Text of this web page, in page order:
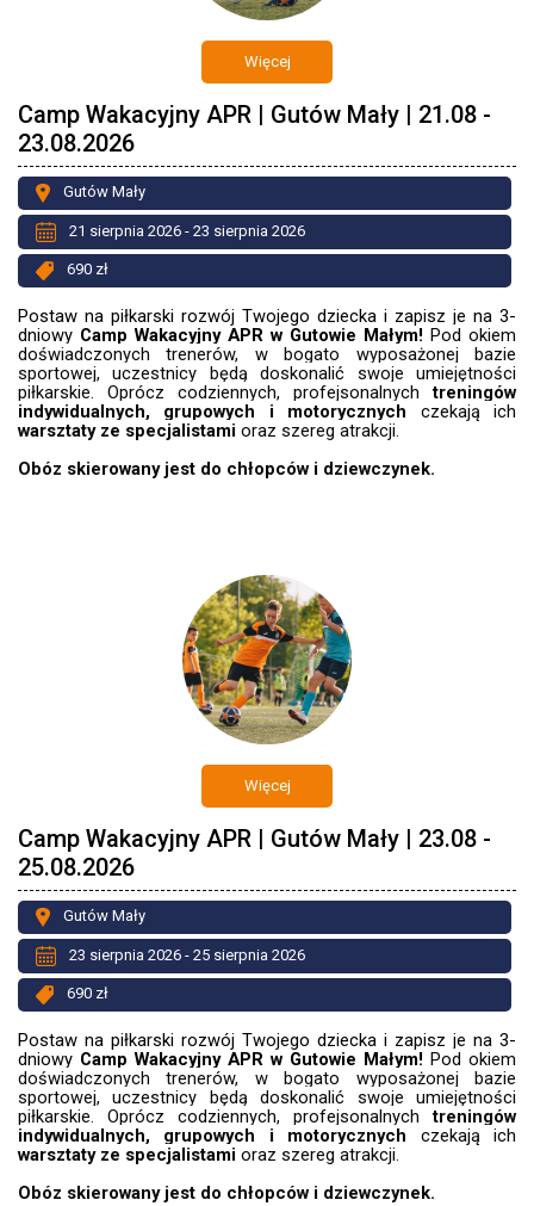
Więcej
Camp Wakacyjny APR | Gutów Mały | 21.08 -
23.08.2026
Gutów Mały
21 sierpnia 2026 - 23 sierpnia 2026
690 zł
Postaw na piłkarski rozwój Twojego dziecka i zapisz je na 3-
dniowy Camp Wakacyjny APR w Gutowie Małym! Pod okiem
doświadczonych trenerów, w bogato wyposażonej bazie
sportowej, uczestnicy będą doskonalić swoje umiejętności
piłkarskie. Oprócz codziennych, profejsonalnychtreningów
indywidualnych, grupowych i motorycznych czekają ich
warsztaty ze specjalistami oraz szereg atrakcji.
Obóz skierowany jest do chłopców i dziewczynek.
Więcej
Camp Wakacyjny APR | Gutów Mały | 23.08 -
25.08.2026
Gutów Mały
23 sierpnia 2026 - 25 sierpnia 2026
690 zł
Postaw na piłkarski rozwój Twojego dziecka i zapisz je na 3-
dniowy Camp Wakacyjny APR w Gutowie Małym! Pod okiem
doświadczonych trenerów, w bogato wyposażonej bazie
sportowej, uczestnicy będą doskonalić swoje umiejętności
piłkarskie. Oprócz codziennych, profejsonalnychtreningów
indywidualnych, grupowych i motorycznych czekają ich
warsztaty ze specjalistami oraz szereg atrakcji.
Obóz skierowany jest do chłopców i dziewczynek.